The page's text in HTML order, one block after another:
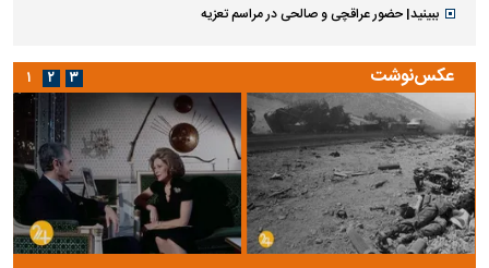
ببینید| حضور عراقچی و صالحی در مراسم تعزیه
عکس‌نوشت ۱ ۲ ۳